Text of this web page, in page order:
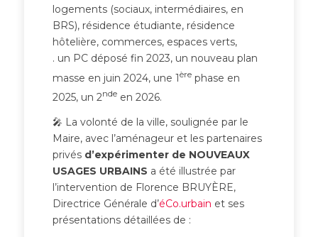
logements (sociaux, intermédiaires, en
BRS), résidence étudiante, résidence
hôtelière, commerces, espaces verts,
. un PC déposé fin 2023, un nouveau plan
masse en juin 2024, une 1èrephase en
2025, un 2ndeen 2026.
🎤 La volonté de la ville, soulignée par le
Maire, avec l’aménageur et les partenaires
privés d’expérimenter de NOUVEAUX
USAGES URBAINS a été illustrée par
l’intervention de Florence BRUYÈRE,
Directrice Générale d’éCo.urbain et ses
présentations détaillées de :